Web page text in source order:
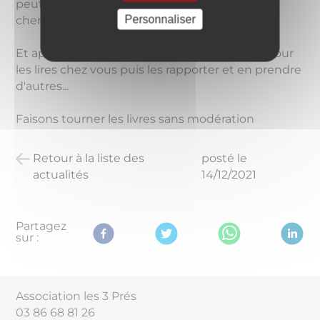
peut être trouver le livre de ses rêves. Il faut
chercher dans la boite...
Et après ? Vous pourrez emporter des livres pour
les lires chez vous puis les rapporter et en prendre
d'autres...
Faisons tourner les livres sans modération
Retour à la liste des
actualités
posté le
14/12/2021
Partagez
sur :
Association les 3 Prés
03 86 68 81 26
Personnaliser